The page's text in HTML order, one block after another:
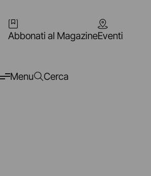
Abbonati al MagazineEventi
Menu Cerca